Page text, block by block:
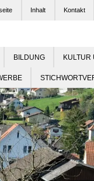
BILDUNG KULTUR
Inhalt Kontakt